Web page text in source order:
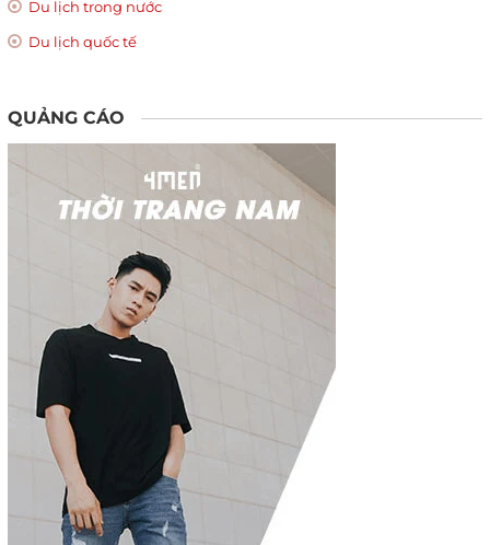
Du lịch trong nước
Du lịch quốc tế
QUẢNG CÁO